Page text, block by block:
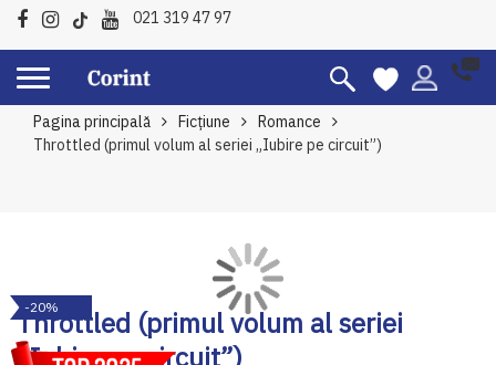
021 319 47 97
Pagina principală Ficțiune
Romance
Throttled (primul volum al seriei „Iubire pe circuit”)
Throttled (primul volum al seriei
„Iubire pe circuit”)
to
the
end
-20%